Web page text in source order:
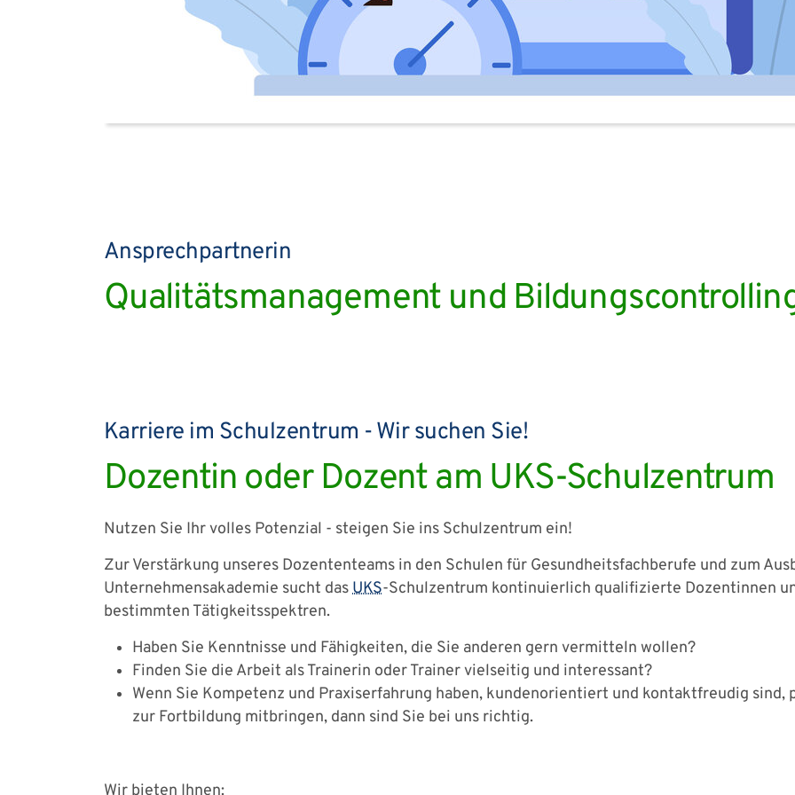
Ansprechpartnerin
Qualitätsmanagement und
Karriere im Schulzentrum - Wir suchen Sie!
Dozentin oder Dozent am UKS-Schulzentrum
Nutzen Sie Ihr volles Potenzial - steigen Sie ins Schulzentrum ein!
Zur Verstärkung unseres Dozententeams in den Schulen für Gesundheitsfachberufe und zum
Unternehmensakademie sucht dasUKS-Schulzentrum kontinuierlich qualifizierte Dozentinnen
bestimmten Tätigkeitsspektren.
Haben Sie Kenntnisse und Fähigkeiten, die Sie anderen gern vermitteln wollen?
Finden Sie die Arbeit als Trainerin oder Trainer vielseitig und interessant?
Wenn Sie Kompetenz und Praxiserfahrung haben, kundenorientiert und kontaktfreudig sind,
zur Fortbildung mitbringen, dann sind Sie bei uns richtig.